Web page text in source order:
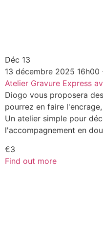
Déc 13
13 décembre 2025 16h00
Atelier Gravure Express
Diogo vous proposera
pourrez en faire
Un atelier simple pour
l'accompagnement en
€3
Find out more